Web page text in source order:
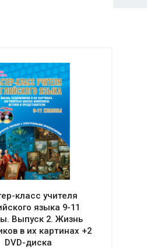
класс учителя
языка 9-11
Выпуск 2. Жизнь
в их картинах +2
DVD-диска